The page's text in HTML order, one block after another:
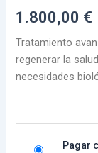
1.800,00 €
Tratamiento
regenerar la
necesidades
Pagar